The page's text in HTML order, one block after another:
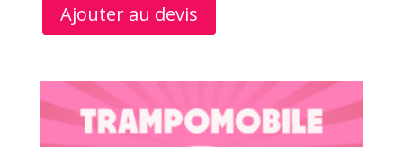
Ajouter au devis